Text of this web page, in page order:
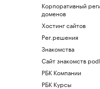
Корпоративный
доменов
Хостинг сайтов
Рег.решения
Знакомства
Сайт знакомств
РБК Компании
РБК Курсы